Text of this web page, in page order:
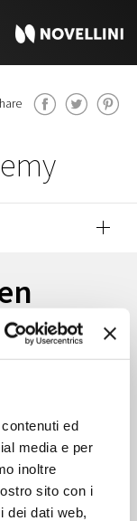
ed
media e per
inoltre
sito con i
dei dati web,
op het
om als eerste al